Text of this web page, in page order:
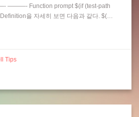
———- Function prompt $(if (test-path
을 자세히 보면 다음과 같다. $(…
Tips